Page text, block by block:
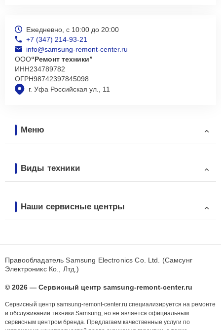
г. Уфа Российская ул., 11
Ежедневно, с 10:00 до 20:00
+7 (347) 214-93-21
info@samsung-remont-center.ru
ООО“Ремонт техники”
ИНН234789782
ОГРН98742397845098
Меню
Виды техники
Наши сервисные центры
Правообладатель Samsung Electronics Co. Ltd. (Самсунг
Электроникс Ко., Лтд.)
© 2026 — Сервисный центр samsung-remont-center.ru
Сервисный центр samsung-remont-center.ru специализируется на ремонте
и обслуживании техники Samsung, но не является официальным
сервисным центром бренда. Предлагаем качественные услуги по